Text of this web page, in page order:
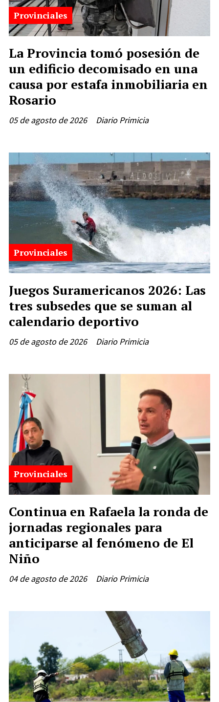
La Provincia tomó posesión de
un edificio decomisado en una
causa por estafa inmobiliaria en
Rosario
Diario Primicia
Provinciales
05 de agosto de 2026
Juegos Suramericanos 2026: Las
tres subsedes que se suman al
calendario deportivo
Diario Primicia
Provinciales
05 de agosto de 2026
Continua en Rafaela la ronda de
jornadas regionales para
anticiparse al fenómeno de El
Niño
Diario Primicia
Provinciales
04 de agosto de 2026